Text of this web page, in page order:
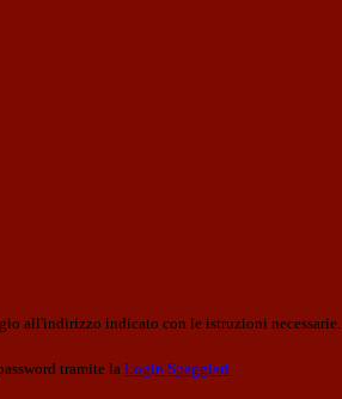
all'indirizzo indicato con le istruzioni necessarie.
tramite la Login Spaggiari